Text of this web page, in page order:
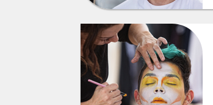
Mattmar
Mora
Mölndal
Norberg